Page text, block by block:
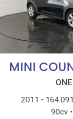
MINI
2011
90cv